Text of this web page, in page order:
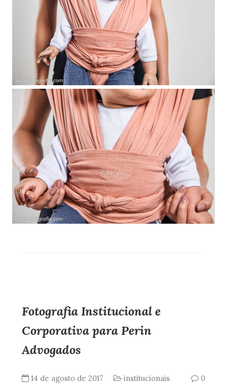
Fotografia Institucional e
Corporativa para Perin
Advogados
14 de agosto de 2017 institucionais 0